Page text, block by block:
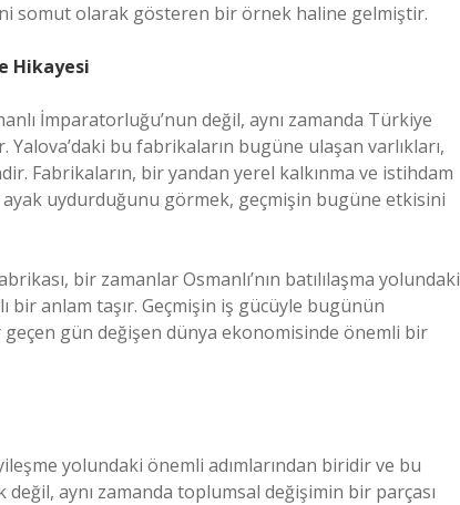
somut olarak gösteren bir örnek haline gelmiştir.
Hikayesi
İmparatorluğu’nun değil, aynı zamanda Türkiye
bu fabrikaların bugüne ulaşan varlıkları,
Fabrikaların, bir yandan yerel kalkınma ve istihdam
uydurduğunu görmek, geçmişin bugüne etkisini
bir zamanlar Osmanlı’nın batılılaşma yolundaki
anlam taşır. Geçmişin iş gücüyle bugünün
gün değişen dünya ekonomisinde önemli bir
yolundaki önemli adımlarından biridir ve bu
aynı zamanda toplumsal değişimin bir parçası